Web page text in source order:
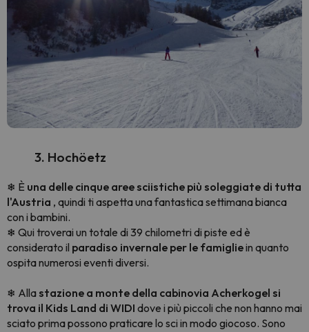
3. Hochöetz
❄ È una delle cinque aree sciistiche più soleggiate di tutta
l'Austria , quindi ti aspetta una fantastica settimana bianca
con i bambini.
❄ Qui troverai un totale di 39 chilometri di piste ed è
considerato il paradiso invernale per le famigliein quanto
ospita numerosi eventi diversi.
❄ Alla stazione a monte della cabinovia Acherkogel si
trova il Kids Land di WIDI dove i più piccoli che non hanno mai
sciato prima possono praticare lo sci in modo giocoso. Sono